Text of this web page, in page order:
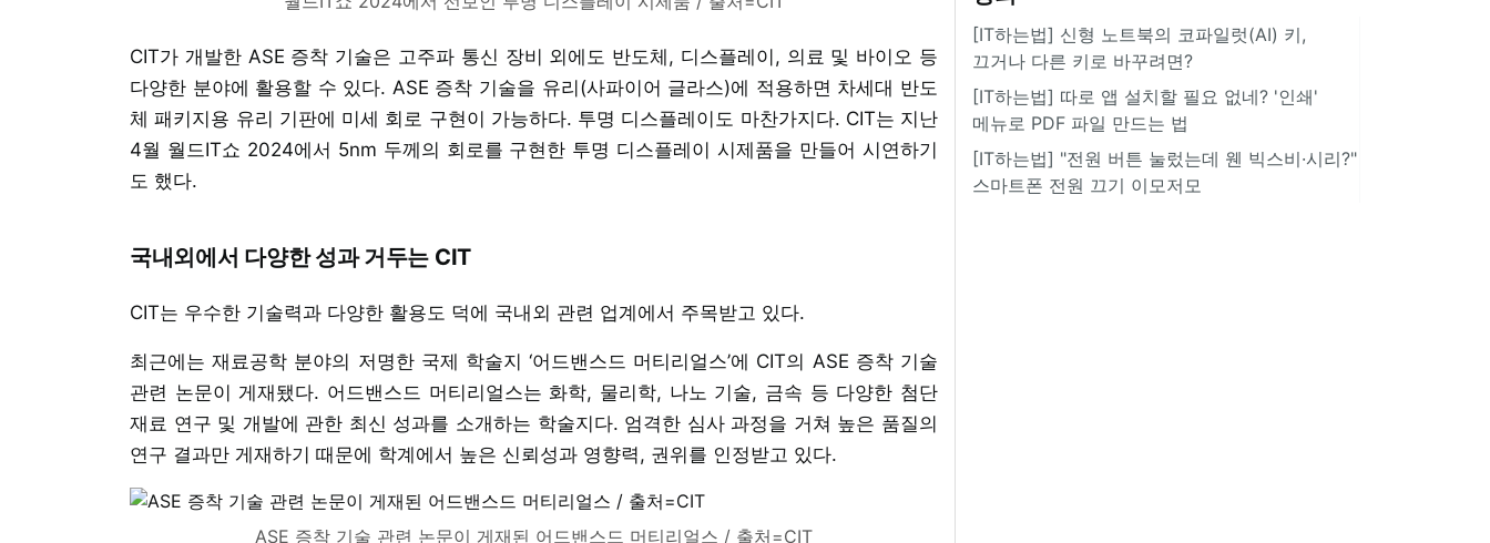
CIT가 개발한 ASE 증착 기술은 고주파 통신 장비 외에도 반도체, 디스플레이, 의료 및 바이오 등
다양한 분야에 활용할 수 있다. ASE 증착 기술을 유리(사파이어 글라스)에 적용하면 차세대 반도
체 패키지용 유리 기판에 미세 회로 구현이 가능하다. 투명 디스플레이도 마찬가지다. CIT는 지난
4월 월드IT쇼 2024에서 5nm 두께의 회로를 구현한 투명 디스플레이 시제품을 만들어 시연하기
도 했다.
국내외에서 다양한 성과 거두는 CIT
CIT는 우수한 기술력과 다양한 활용도 덕에 국내외 관련 업계에서 주목받고 있다.
최근에는 재료공학 분야의 저명한 국제 학술지 ‘어드밴스드 머티리얼스’에 CIT의 ASE 증착 기술
관련 논문이 게재됐다. 어드밴스드 머티리얼스는 화학, 물리학, 나노 기술, 금속 등 다양한 첨단
재료 연구 및 개발에 관한 최신 성과를 소개하는 학술지다. 엄격한 심사 과정을 거쳐 높은 품질의
연구 결과만 게재하기 때문에 학계에서 높은 신뢰성과 영향력, 권위를 인정받고 있다.
ASE 증착 기술 관련 논문이 게재된 어드밴스드 머티리얼스 / 출처=CIT
[IT하는법] 신형 노트북의 코파일럿(AI) 키,
끄거나 다른 키로 바꾸려면?
[IT하는법] 따로 앱 설치할 필요 없네? '인쇄'
메뉴로 PDF 파일 만드는 법
[IT하는법] "전원 버튼 눌렀는데 웬 빅스비·시리?"
스마트폰 전원 끄기 이모저모